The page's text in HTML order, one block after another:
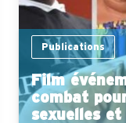
Publications
Film
combat
sexuelles et